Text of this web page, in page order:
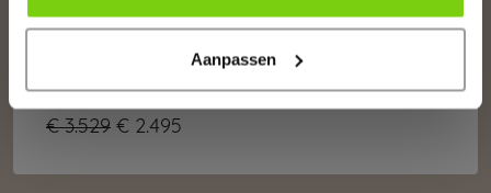
Aanpassen
Bank ACE
€ 3.529 € 2.495